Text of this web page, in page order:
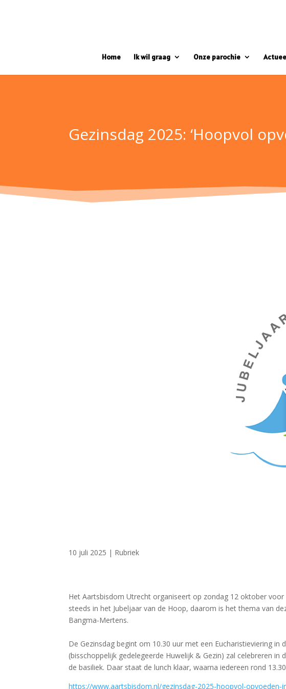
Home Ik wil graag Onze parochie
Gezinsdag 2025: ‘Hoopvol
10 juli 2025 | Rubriek
Het Aartsbisdom Utrecht organiseert op zondag 12 oktober
steeds in het Jubeljaar van de Hoop, daarom is het thema van
Bangma-Mertens.
De Gezinsdag begint om 10.30 uur met een Eucharistieviering
(bisschoppelijk gedelegeerde Huwelijk & Gezin) zal celebreren
de basiliek. Daar staat de lunch klaar, waarna iedereen rond
https://www.aartsbisdom.nl/gezinsdag-2025-hoopvol-opvoeden-